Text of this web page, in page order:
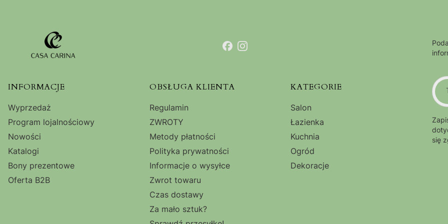
Linki w stopce
INFORMACJE
Wyprzedaż
Program lojalnościowy
Nowości
Katalogi
Bony prezentowe
Oferta B2B
OBSŁUGA KLIENTA
Regulamin
ZWROTY
Metody płatności
Polityka prywatności
Informacje o wysyłce
Zwrot towaru
Czas dostawy
Za mało sztuk?
KATEGORIE
Salon
Łazienka
Kuchnia
Ogród
Dekoracje
się